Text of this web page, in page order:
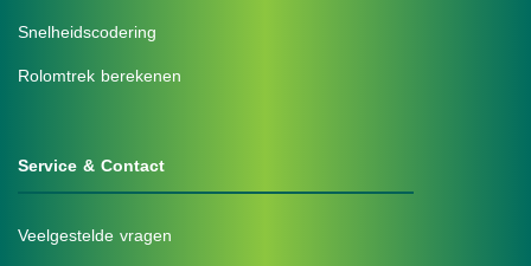
Snelheidscodering
Rolomtrek berekenen
Service & Contact
Veelgestelde vragen